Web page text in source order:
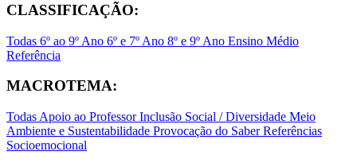
CLASSIFICAÇÃO:
Todas 6º ao 9º Ano 6º e 7º Ano 8º e 9º Ano Ensino Médio
Referência
MACROTEMA:
Todas Apoio ao ProfessorInclusão Social / Diversidade Meio
Ambiente e Sustentabilidade Provocação do SaberReferências
Socioemocional